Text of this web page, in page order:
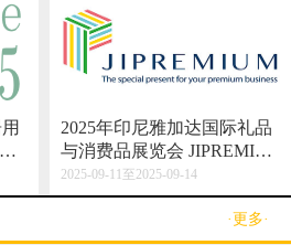
2025年印尼雅加达国际礼品
与消费品展览会 JIPREMIU
M
2025-09-11至2025-09-14
·更多·